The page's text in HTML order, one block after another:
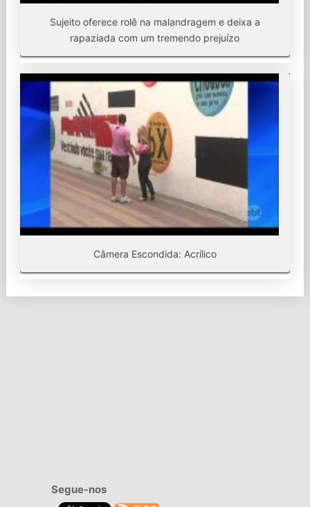
Sujeito oferece rolê na malandragem e deixa a
rapaziada com um tremendo prejuízo
Câmera Escondida: Acrílico
Segue-nos